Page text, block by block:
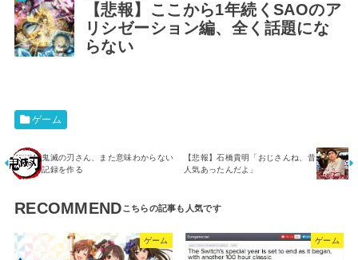
【悲報】ここから1年続くSAOのア
リシゼーション編、全く話題にな
らない
ゲーム
鬼滅の刃さん、また意味わからない
記録を作る
【悲報】石橋貴明「おじさんね、昔
人気あったんだよ」
RECOMMEND
ゲーム ゲーム